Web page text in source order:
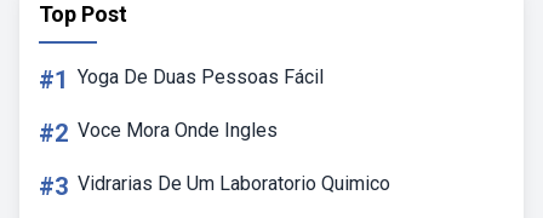
Top Post
#1 Yoga De Duas Pessoas Fácil
#2 Voce Mora Onde Ingles
#3 Vidrarias De Um Laboratorio Quimico